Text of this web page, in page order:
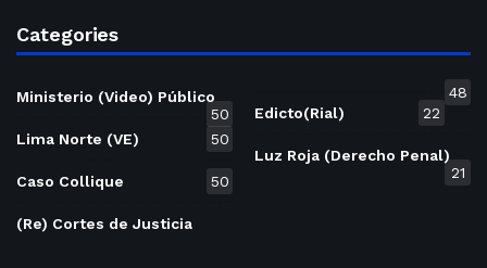
Categories
Ministerio (Video) Público
50
Lima Norte (VE)
50
Caso Collique 50
(Re) Cortes de Justicia
48
Edicto(Rial)
22
Luz Roja (Derecho Penal)
21